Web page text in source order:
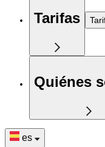
Tarifas
Quiénes
es